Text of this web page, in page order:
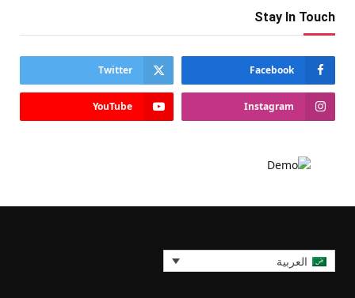
Stay In Touch
Facebook
Twitter
Instagram
YouTube
العربية